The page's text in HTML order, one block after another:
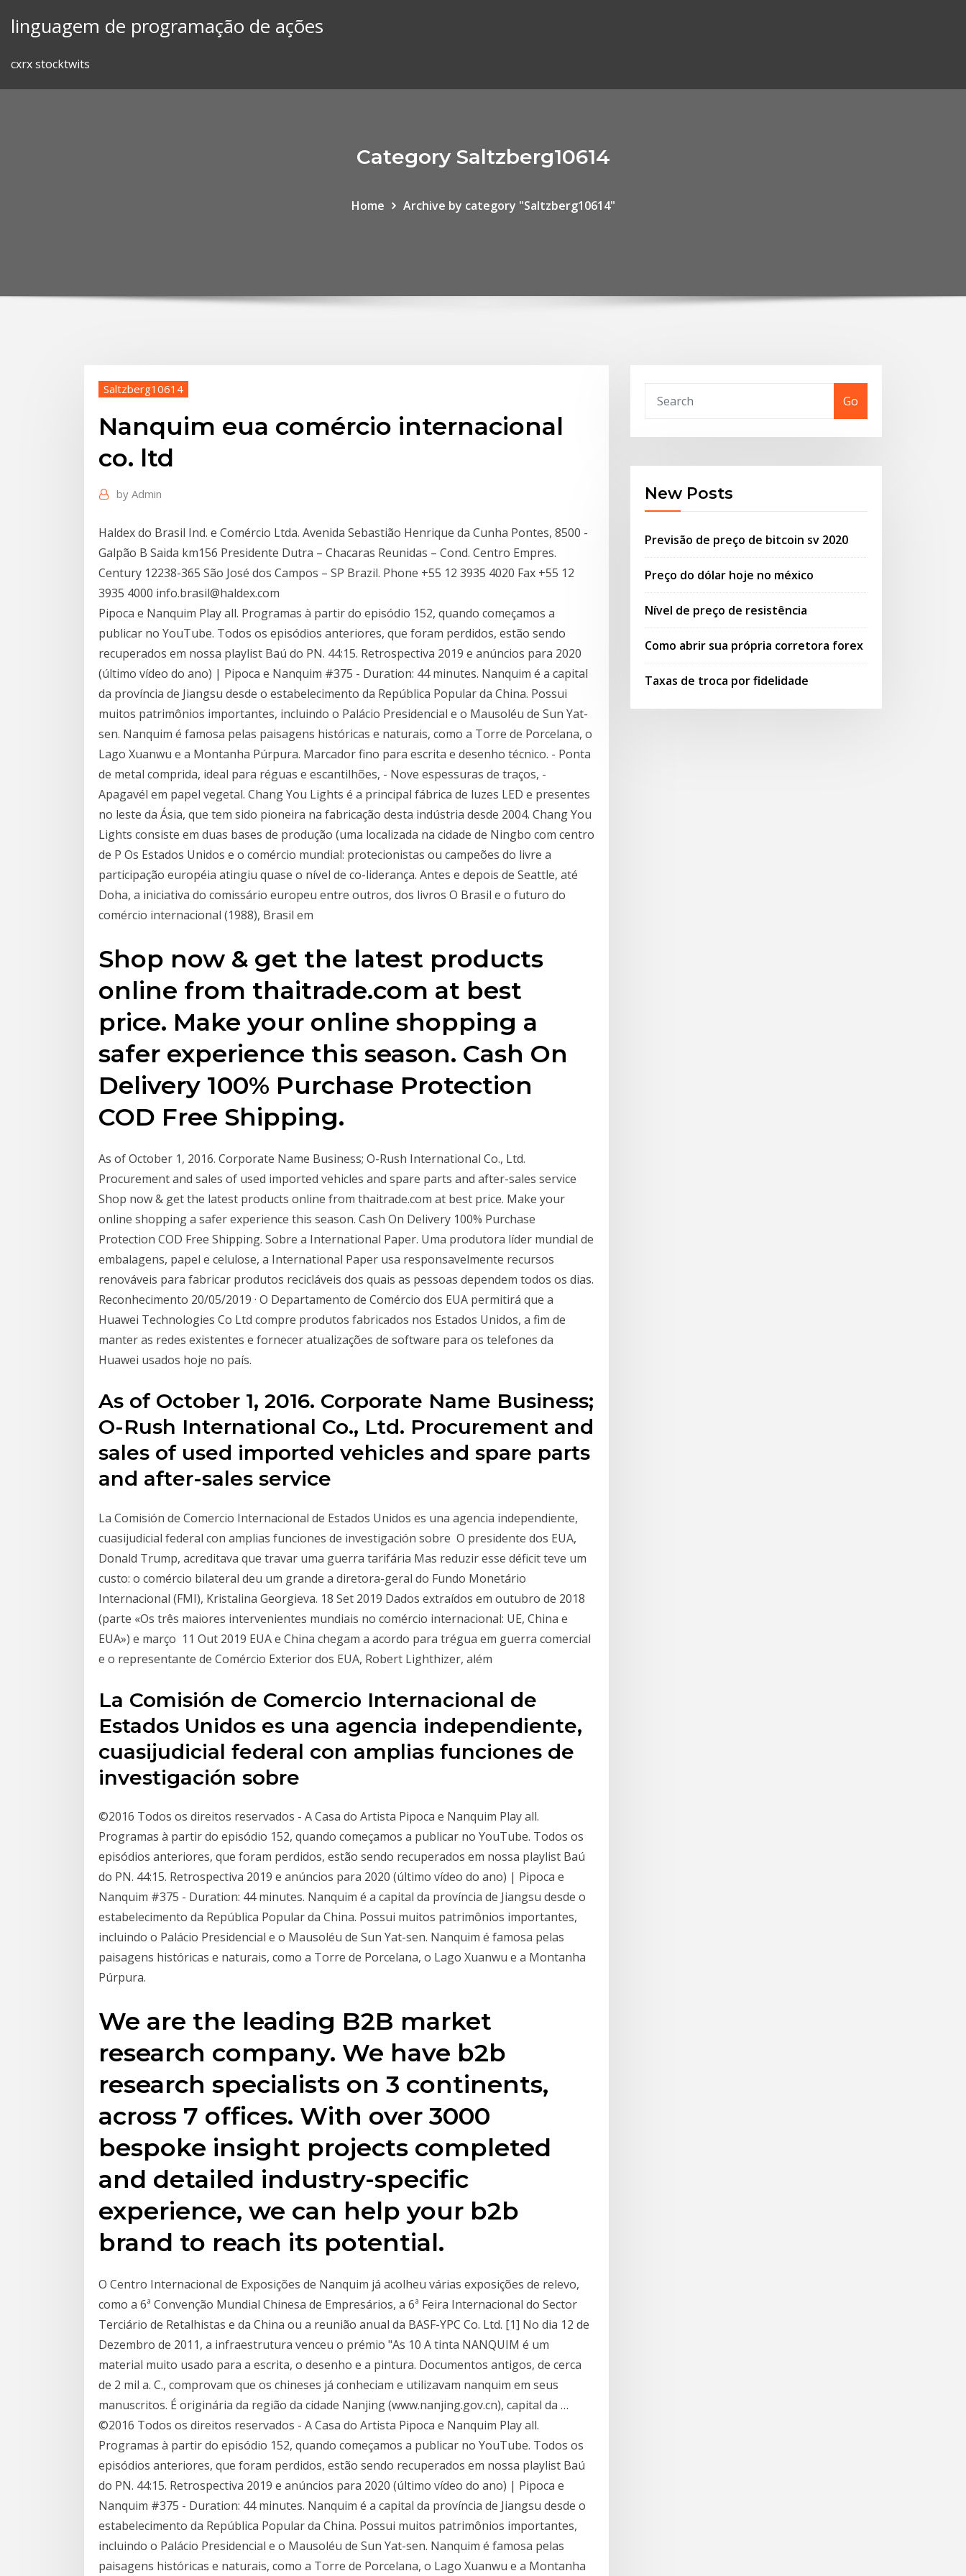
linguagem de programação de ações
cxrx stocktwits
Category Saltzberg10614
Home Archive by category "Saltzberg10614"
Saltzberg10614
Nanquim eua comércio internacional
co. ltd
by Admin
Haldex do Brasil Ind. e Comércio Ltda. Avenida Sebastião Henrique da Cunha Pontes, 8500 -
Galpão B Saida km156 Presidente Dutra – Chacaras Reunidas – Cond. Centro Empres.
Century 12238-365 São José dos Campos – SP Brazil. Phone +55 12 3935 4020 Fax +55 12
3935 4000 info.brasil@haldex.com
Pipoca e Nanquim Play all. Programas à partir do episódio 152, quando começamos a
publicar no YouTube. Todos os episódios anteriores, que foram perdidos, estão sendo
recuperados em nossa playlist Baú do PN. 44:15. Retrospectiva 2019 e anúncios para 2020
(último vídeo do ano) | Pipoca e Nanquim #375 - Duration: 44 minutes. Nanquim é a capital
da província de Jiangsu desde o estabelecimento da República Popular da China. Possui
muitos patrimônios importantes, incluindo o Palácio Presidencial e o Mausoléu de Sun Yat-
sen. Nanquim é famosa pelas paisagens históricas e naturais, como a Torre de Porcelana, o
Lago Xuanwu e a Montanha Púrpura. Marcador fino para escrita e desenho técnico. - Ponta
de metal comprida, ideal para réguas e escantilhões, - Nove espessuras de traços, -
Apagavél em papel vegetal. Chang You Lights é a principal fábrica de luzes LED e presentes
no leste da Ásia, que tem sido pioneira na fabricação desta indústria desde 2004. Chang You
Lights consiste em duas bases de produção (uma localizada na cidade de Ningbo com centro
de P Os Estados Unidos e o comércio mundial: protecionistas ou campeões do livre a
participação européia atingiu quase o nível de co-liderança. Antes e depois de Seattle, até
Doha, a iniciativa do comissário europeu entre outros, dos livros O Brasil e o futuro do
comércio internacional (1988), Brasil em
Shop now & get the latest products
online from thaitrade.com at best
price. Make your online shopping a
safer experience this season. Cash On
Delivery 100% Purchase Protection
COD Free Shipping.
As of October 1, 2016. Corporate Name Business; O-Rush International Co., Ltd.
Procurement and sales of used imported vehicles and spare parts and after-sales service
Shop now & get the latest products online from thaitrade.com at best price. Make your
online shopping a safer experience this season. Cash On Delivery 100% Purchase
Protection COD Free Shipping. Sobre a International Paper. Uma produtora líder mundial de
embalagens, papel e celulose, a International Paper usa responsavelmente recursos
renováveis para fabricar produtos recicláveis dos quais as pessoas dependem todos os dias.
Reconhecimento 20/05/2019 · O Departamento de Comércio dos EUA permitirá que a
Huawei Technologies Co Ltd compre produtos fabricados nos Estados Unidos, a fim de
manter as redes existentes e fornecer atualizações de software para os telefones da
Huawei usados hoje no país.
As of October 1, 2016. Corporate Name Business;
O-Rush International Co., Ltd. Procurement and
sales of used imported vehicles and spare parts
and after-sales service
La Comisión de Comercio Internacional de Estados Unidos es una agencia independiente,
cuasijudicial federal con amplias funciones de investigación sobre O presidente dos EUA,
Donald Trump, acreditava que travar uma guerra tarifária Mas reduzir esse déficit teve um
custo: o comércio bilateral deu um grande a diretora-geral do Fundo Monetário
Internacional (FMI), Kristalina Georgieva. 18 Set 2019 Dados extraídos em outubro de 2018
(parte «Os três maiores intervenientes mundiais no comércio internacional: UE, China e
EUA») e março 11 Out 2019 EUA e China chegam a acordo para trégua em guerra comercial
e o representante de Comércio Exterior dos EUA, Robert Lighthizer, além
La Comisión de Comercio Internacional de
Estados Unidos es una agencia independiente,
cuasijudicial federal con amplias funciones de
investigación sobre
©2016 Todos os direitos reservados - A Casa do Artista Pipoca e Nanquim Play all.
Programas à partir do episódio 152, quando começamos a publicar no YouTube. Todos os
episódios anteriores, que foram perdidos, estão sendo recuperados em nossa playlist Baú
do PN. 44:15. Retrospectiva 2019 e anúncios para 2020 (último vídeo do ano) | Pipoca e
Nanquim #375 - Duration: 44 minutes. Nanquim é a capital da província de Jiangsu desde o
estabelecimento da República Popular da China. Possui muitos patrimônios importantes,
incluindo o Palácio Presidencial e o Mausoléu de Sun Yat-sen. Nanquim é famosa pelas
paisagens históricas e naturais, como a Torre de Porcelana, o Lago Xuanwu e a Montanha
Púrpura.
We are the leading B2B market
research company. We have b2b
research specialists on 3 continents,
across 7 offices. With over 3000
bespoke insight projects completed
and detailed industry-specific
experience, we can help your b2b
brand to reach its potential.
O Centro Internacional de Exposições de Nanquim já acolheu várias exposições de relevo,
como a 6ª Convenção Mundial Chinesa de Empresários, a 6ª Feira Internacional do Sector
Terciário de Retalhistas e da China ou a reunião anual da BASF-YPC Co. Ltd. [1] No dia 12 de
Dezembro de 2011, a infraestrutura venceu o prémio "As 10 A tinta NANQUIM é um
material muito usado para a escrita, o desenho e a pintura. Documentos antigos, de cerca
de 2 mil a. C., comprovam que os chineses já conheciam e utilizavam nanquim em seus
manuscritos. É originária da região da cidade Nanjing (www.nanjing.gov.cn), capital da …
©2016 Todos os direitos reservados - A Casa do Artista Pipoca e Nanquim Play all.
Programas à partir do episódio 152, quando começamos a publicar no YouTube. Todos os
episódios anteriores, que foram perdidos, estão sendo recuperados em nossa playlist Baú
do PN. 44:15. Retrospectiva 2019 e anúncios para 2020 (último vídeo do ano) | Pipoca e
Nanquim #375 - Duration: 44 minutes. Nanquim é a capital da província de Jiangsu desde o
estabelecimento da República Popular da China. Possui muitos patrimônios importantes,
incluindo o Palácio Presidencial e o Mausoléu de Sun Yat-sen. Nanquim é famosa pelas
paisagens históricas e naturais, como a Torre de Porcelana, o Lago Xuanwu e a Montanha
Go
New Posts
Previsão de preço de bitcoin sv 2020
Preço do dólar hoje no méxico
Nível de preço de resistência
Como abrir sua própria corretora forex
Taxas de troca por fidelidade